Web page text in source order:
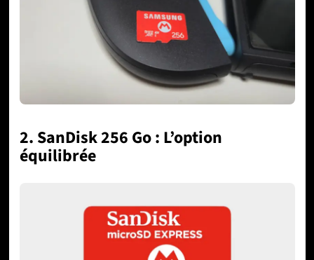
2. SanDisk 256 Go : L’option
équilibrée